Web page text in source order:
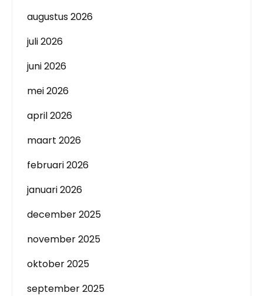
augustus 2026
juli 2026
juni 2026
mei 2026
april 2026
maart 2026
februari 2026
januari 2026
december 2025
november 2025
oktober 2025
september 2025